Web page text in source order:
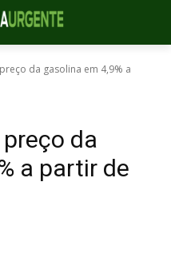
da gasolina em 4,9% a
da
a partir de